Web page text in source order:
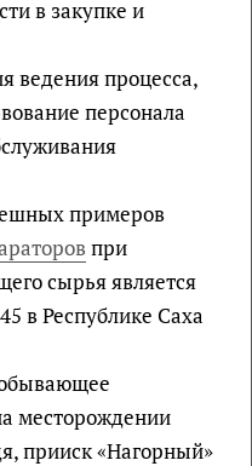
в закупке и
ведения процесса,
персонала
примеров
при
сырья является
в Республике Саха
месторождении
прииск «Нагорный»